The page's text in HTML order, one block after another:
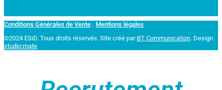
Conditions Générales de Vente . Mentions légales
©2024 ESiD. Tous droits réservés. Site créé par BT Communication. Design
studio:mate